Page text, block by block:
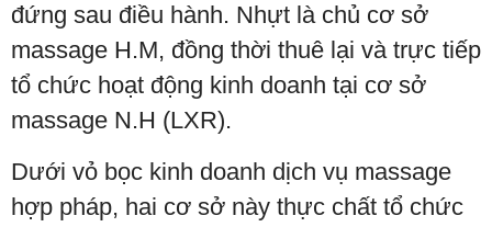
đứng sau điều hành. Nhựt là chủ cơ sở
massage H.M, đồng thời thuê lại và trực tiếp
tổ chức hoạt động kinh doanh tại cơ sở
massage N.H (LXR).
Dưới vỏ bọc kinh doanh dịch vụ massage
hợp pháp, hai cơ sở này thực chất tổ chức